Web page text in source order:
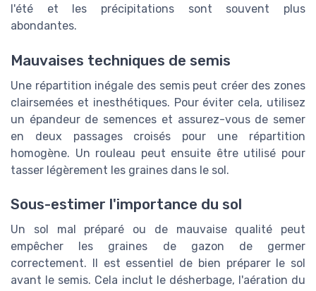
l'été et les précipitations sont souvent plus
abondantes.
Mauvaises techniques de semis
Une répartition inégale des semis peut créer des zones
clairsemées et inesthétiques. Pour éviter cela, utilisez
un épandeur de semences et assurez-vous de semer
en deux passages croisés pour une répartition
homogène. Un rouleau peut ensuite être utilisé pour
tasser légèrement les graines dans le sol.
Sous-estimer l'importance du sol
Un sol mal préparé ou de mauvaise qualité peut
empêcher les graines de gazon de germer
correctement. Il est essentiel de bien préparer le sol
avant le semis. Cela inclut le désherbage, l'aération du